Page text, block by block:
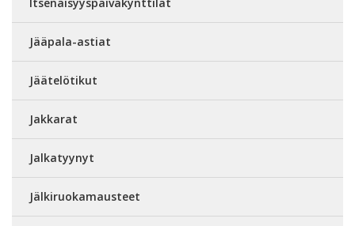
Jääpala-astiat
Jäätelötikut
Jakkarat
Jalkatyynyt
Jälkiruokamausteet